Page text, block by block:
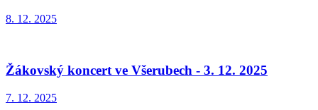
8. 12. 2025
Žákovský koncert ve Všerubech - 3. 12. 2025
7. 12. 2025